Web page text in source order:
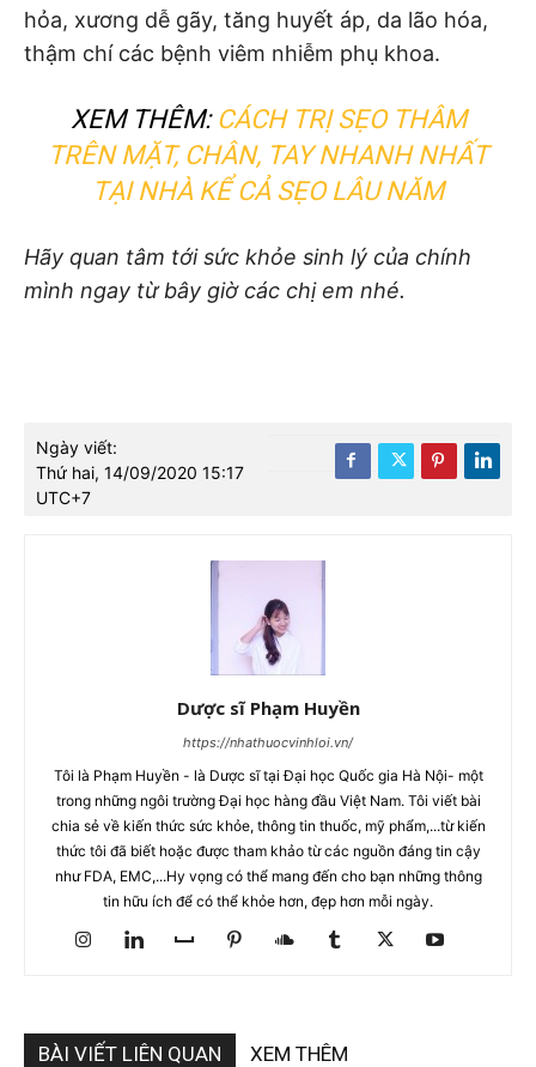
hỏa, xương dễ gãy, tăng huyết áp, da lão hóa,
thậm chí các bệnh viêm nhiễm phụ khoa.
XEM THÊM: CÁCH TRỊ SẸO THÂM
TRÊN MẶT, CHÂN, TAY NHANH NHẤT
TẠI NHÀ KỂ CẢ SẸO LÂU NĂM
Hãy quan tâm tới sức khỏe sinh lý của chính
mình ngay từ bây giờ các chị em nhé.
Ngày viết:
Thứ hai, 14/09/2020 15:17
UTC+7
Dược sĩ Phạm Huyền
https://nhathuocvinhloi.vn/
Tôi là Phạm Huyền - là Dược sĩ tại Đại học Quốc gia Hà Nội- một
trong những ngôi trường Đại học hàng đầu Việt Nam. Tôi viết bài
chia sẻ về kiến thức sức khỏe, thông tin thuốc, mỹ phẩm,...từ kiến
thức tôi đã biết hoặc được tham khảo từ các nguồn đáng tin cậy
như FDA, EMC,...Hy vọng có thể mang đến cho bạn những thông
tin hữu ích để có thể khỏe hơn, đẹp hơn mỗi ngày.
BÀI VIẾT LIÊN QUAN XEM THÊM